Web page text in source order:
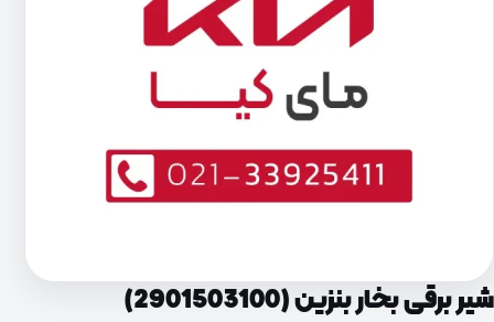
شیر برقی بخار بنزین (2901503100)